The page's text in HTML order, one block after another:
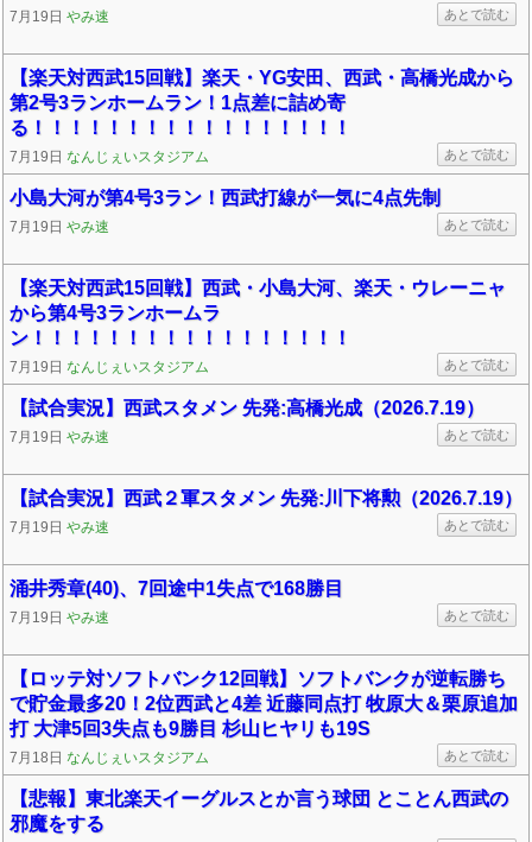
7月19日 やみ速 あとで読む
【楽天対西武15回戦】楽天・YG安田、西武・高橋光成から
第2号3ランホームラン！1点差に詰め寄
る！！！！！！！！！！！！！！！！！
7月19日 なんじぇいスタジアム あとで読む
小島大河が第4号3ラン！西武打線が一気に4点先制
7月19日 やみ速 あとで読む
【楽天対西武15回戦】西武・小島大河、楽天・ウレーニャ
から第4号3ランホームラ
ン！！！！！！！！！！！！！！！！！
7月19日 なんじぇいスタジアム あとで読む
【試合実況】西武スタメン 先発:高橋光成（2026.7.19）
7月19日 やみ速 あとで読む
【試合実況】西武２軍スタメン 先発:川下将勲（2026.7.19）
7月19日 やみ速 あとで読む
涌井秀章(40)、7回途中1失点で168勝目
7月19日 やみ速 あとで読む
【ロッテ対ソフトバンク12回戦】ソフトバンクが逆転勝ち
で貯金最多20！2位西武と4差 近藤同点打 牧原大＆栗原追加
打 大津5回3失点も9勝目 杉山ヒヤリも19S
7月18日 なんじぇいスタジアム あとで読む
【悲報】東北楽天イーグルスとか言う球団 とことん西武の
邪魔をする